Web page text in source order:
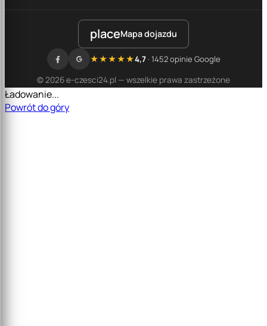
placeMapa dojazdu
© 2026 e-czesci24.pl — wszelkie prawa zastrzeżone
★★★★★4,7· 1452 opinie Google
Ładowanie...
Powrót do góry